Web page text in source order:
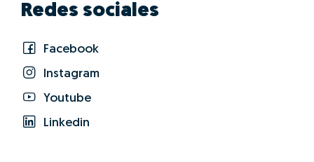
Redes sociales
Facebook
Instagram
Youtube
Linkedin